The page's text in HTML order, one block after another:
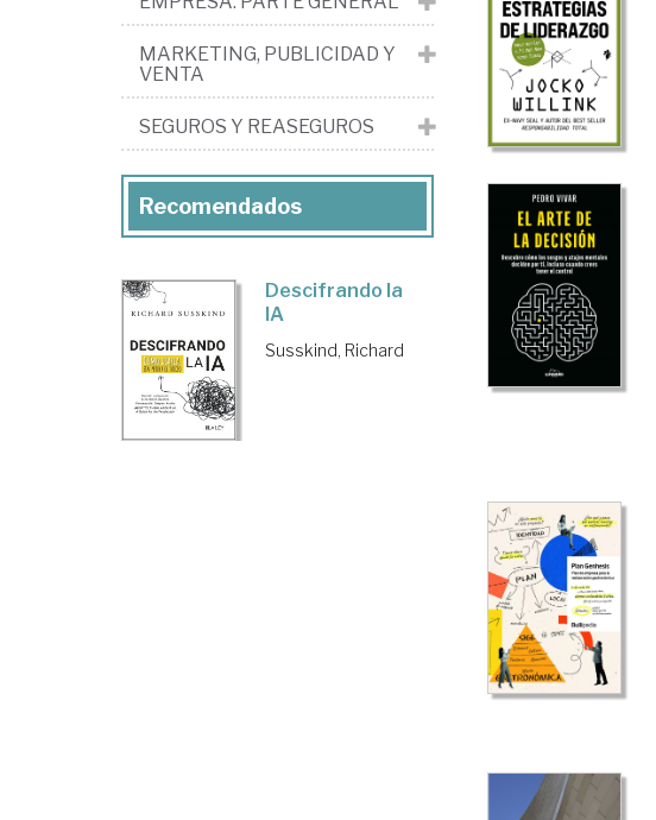
MARKETING, PUBLICIDAD Y
VENTA
SEGUROS Y REASEGUROS
Recomendados
Descifrando la
IA
Susskind, Richard